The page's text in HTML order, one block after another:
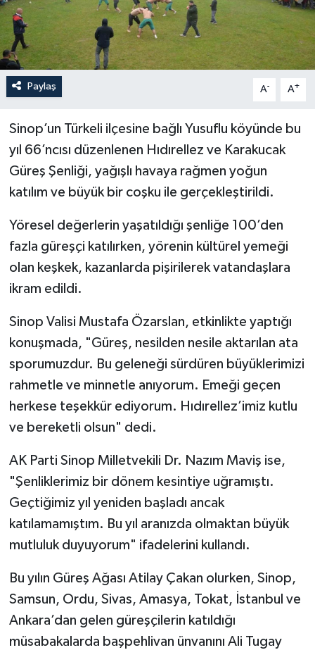
Paylaş A- A+
Sinop’un Türkeli ilçesine bağlı Yusuflu köyünde bu
yıl 66’ncısı düzenlenen Hıdırellez ve Karakucak
Güreş Şenliği, yağışlı havaya rağmen yoğun
katılım ve büyük bir coşku ile gerçekleştirildi.
Yöresel değerlerin yaşatıldığı şenliğe 100’den
fazla güreşçi katılırken, yörenin kültürel yemeği
olan keşkek, kazanlarda pişirilerek vatandaşlara
ikram edildi.
Sinop Valisi Mustafa Özarslan, etkinlikte yaptığı
konuşmada, "Güreş, nesilden nesile aktarılan ata
sporumuzdur. Bu geleneği sürdüren büyüklerimizi
rahmetle ve minnetle anıyorum. Emeği geçen
herkese teşekkür ediyorum. Hıdırellez’imiz kutlu
ve bereketli olsun" dedi.
AK Parti Sinop Milletvekili Dr. Nazım Maviş ise,
"Şenliklerimiz bir dönem kesintiye uğramıştı.
Geçtiğimiz yıl yeniden başladı ancak
katılamamıştım. Bu yıl aranızda olmaktan büyük
mutluluk duyuyorum" ifadelerini kullandı.
Bu yılın Güreş Ağası Atilay Çakan olurken, Sinop,
Samsun, Ordu, Sivas, Amasya, Tokat, İstanbul ve
Ankara’dan gelen güreşçilerin katıldığı
müsabakalarda başpehlivan ünvanını Ali Tugay